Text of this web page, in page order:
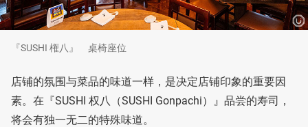
『SUSHI 権八』 桌椅座位
店铺的氛围与菜品的味道一样，是决定店铺印象的重要因
素。在『SUSHI 权八（SUSHI Gonpachi）』品尝的寿司，
将会有独一无二的特殊味道。